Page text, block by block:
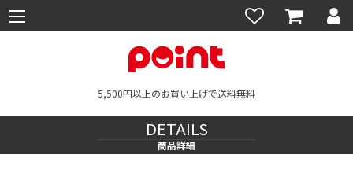
5,500円以上のお買い上げで送料無料
DETAILS
商品詳細